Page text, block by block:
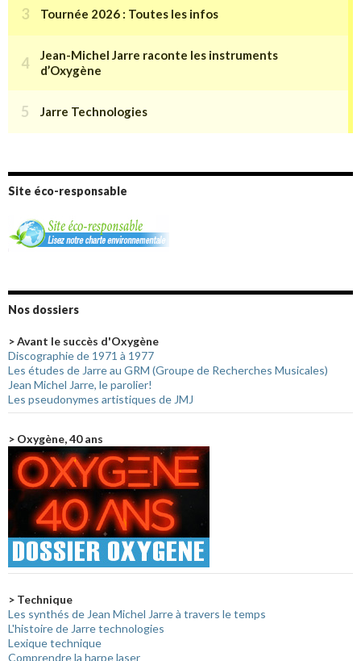
Site éco-responsable
Nos dossiers
> Avant le succès d'Oxygène
Discographie de 1971 à 1977
Les études de Jarre au GRM (Groupe de Recherches Musicales)
Jean Michel Jarre, le parolier!
Les pseudonymes artistiques de JMJ
> Oxygène, 40 ans
> Technique
Les synthés de Jean Michel Jarre à travers le temps
L'histoire de Jarre technologies
Lexique technique
Comprendre la harpe laser